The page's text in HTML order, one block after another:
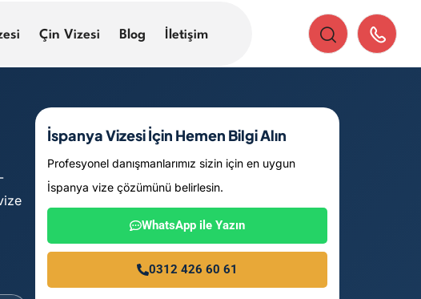
Çin Vizesi Blog İletişim
İspanya Vizesi İçin Hemen Bilgi Alın
Profesyonel danışmanlarımız sizin için en uygun
İspanya vize çözümünü belirlesin.
WhatsApp ile Yazın
0312 426 60 61